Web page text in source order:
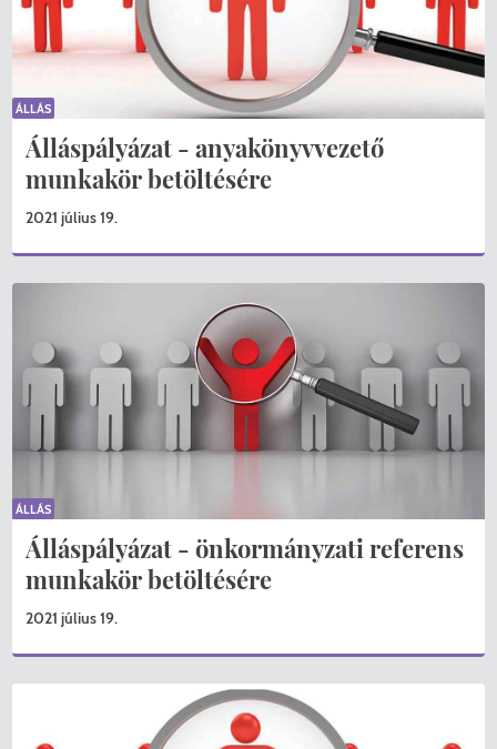
Álláspályázat - anyakönyvvezető
munkakör betöltésére
2021 július 19.
ÁLLÁS
Álláspályázat - önkormányzati referens
munkakör betöltésére
2021 július 19.
ÁLLÁS